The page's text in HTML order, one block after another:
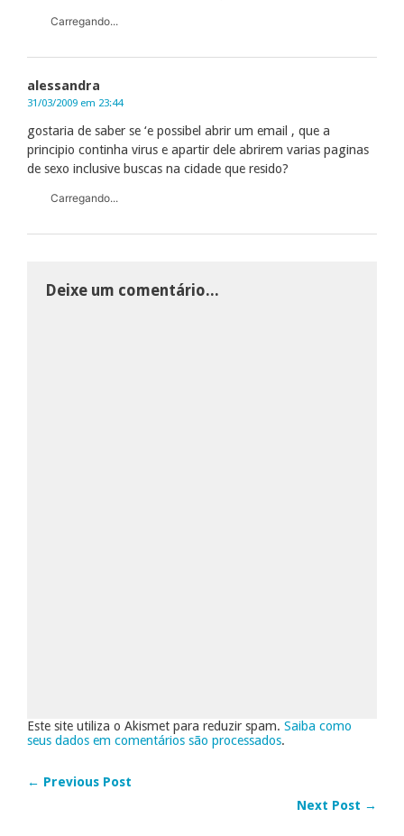
Carregando...
alessandra
31/03/2009 em 23:44
gostaria de saber se ‘e possibel abrir um email , que a
principio continha virus e apartir dele abrirem varias paginas
de sexo inclusive buscas na cidade que resido?
Carregando...
Deixe um comentário...
Este site utiliza o Akismet para reduzir spam. Saiba como
seus dados em comentários são processados.
← Previous Post
Next Post →